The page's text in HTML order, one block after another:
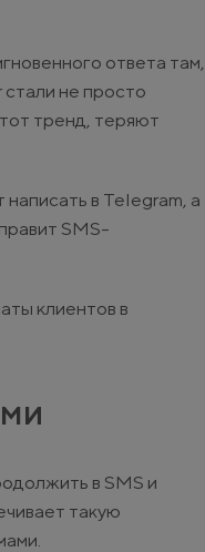
ответа там,
не просто
тренд, теряют
в Telegram, а
SMS-
клиентов в
в SMS и
такую